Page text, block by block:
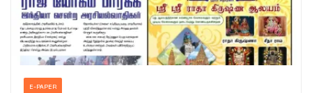
E-PAPER